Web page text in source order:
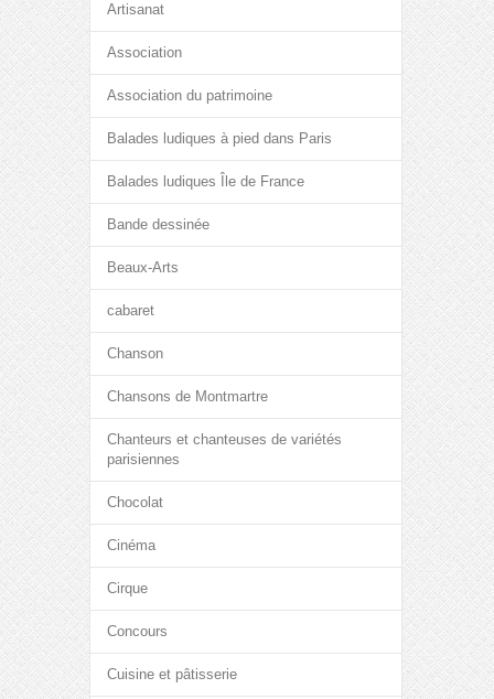
Artisanat
Association
Association du patrimoine
Balades ludiques à pied dans Paris
Balades ludiques Île de France
Bande dessinée
Beaux-Arts
cabaret
Chanson
Chansons de Montmartre
Chanteurs et chanteuses de variétés
parisiennes
Chocolat
Cinéma
Cirque
Concours
Cuisine et pâtisserie